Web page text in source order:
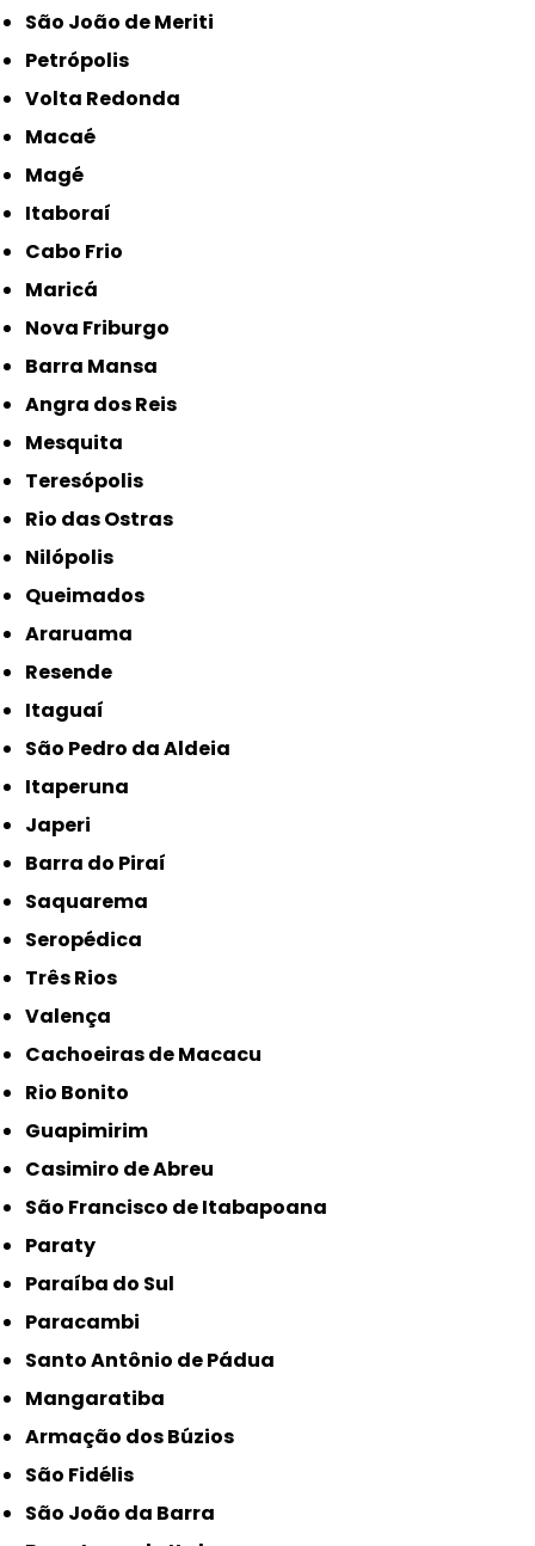
São João de Meriti
Petrópolis
Volta Redonda
Macaé
Magé
Itaboraí
Cabo Frio
Maricá
Nova Friburgo
Barra Mansa
Angra dos Reis
Mesquita
Teresópolis
Rio das Ostras
Nilópolis
Queimados
Araruama
Resende
Itaguaí
São Pedro da Aldeia
Itaperuna
Japeri
Barra do Piraí
Saquarema
Seropédica
Três Rios
Valença
Cachoeiras de Macacu
Rio Bonito
Guapimirim
Casimiro de Abreu
São Francisco de Itabapoana
Paraty
Paraíba do Sul
Paracambi
Santo Antônio de Pádua
Mangaratiba
Armação dos Búzios
São Fidélis
São João da Barra